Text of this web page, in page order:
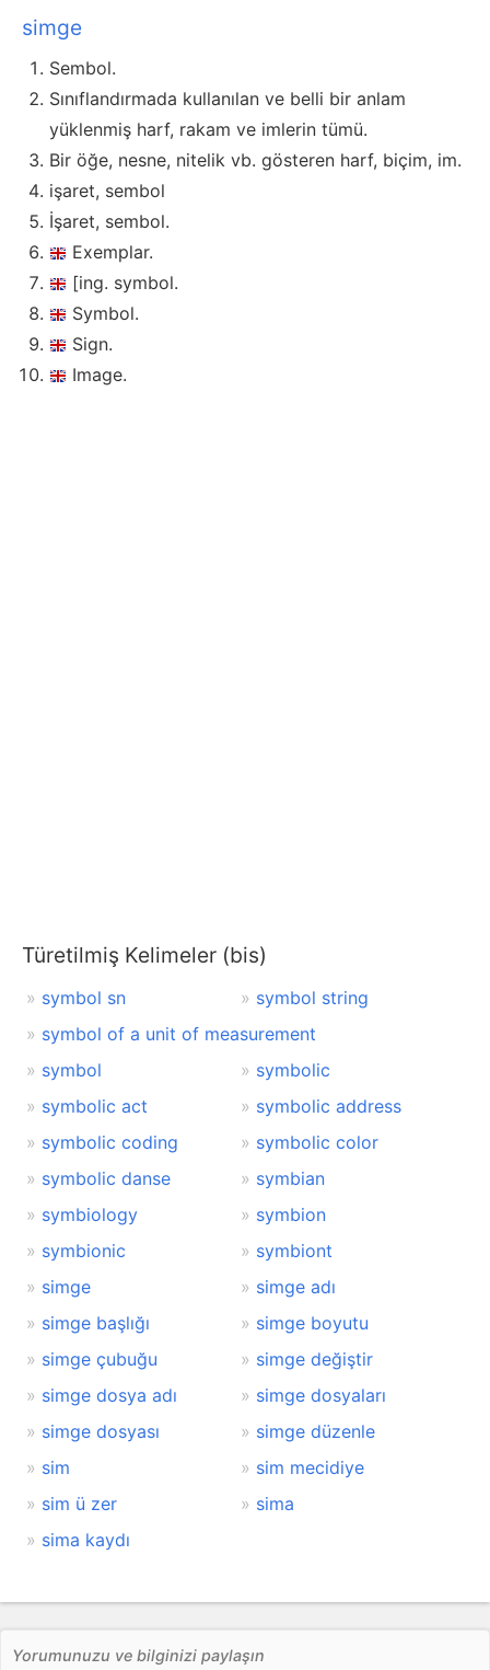
simge
Sembol.
Sınıflandırmada kullanılan ve belli bir anlam
yüklenmiş harf, rakam ve imlerin tümü.
Bir öğe, nesne, nitelik vb. gösteren harf, biçim, im.
işaret, sembol
İşaret, sembol.
Exemplar.
[ing. symbol.
Symbol.
Sign.
Image.
Türetilmiş Kelimeler (bis)
symbol sn
symbol string
symbol of a unit of measurement
symbol
symbolic
symbolic act
symbolic address
symbolic coding
symbolic color
symbolic danse
symbian
symbiology
symbion
symbionic
symbiont
simge
simge adı
simge başlığı
simge boyutu
simge çubuğu
simge değiştir
simge dosya adı
simge dosyaları
simge dosyası
simge düzenle
sim
sim mecidiye
sim ü zer
sima
sima kaydı
Yorumunuzu ve bilginizi paylaşın